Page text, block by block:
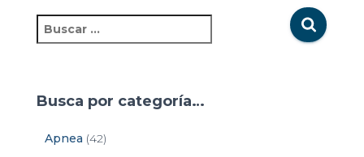
Busca por categoría…
Apnea (42)